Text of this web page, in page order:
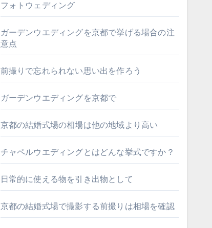
フォトウェディング
ガーデンウエディングを京都で挙げる場合の注
意点
前撮りで忘れられない思い出を作ろう
ガーデンウエディングを京都で
京都の結婚式場の相場は他の地域より高い
チャペルウエディングとはどんな挙式ですか？
日常的に使える物を引き出物として
京都の結婚式場で撮影する前撮りは相場を確認